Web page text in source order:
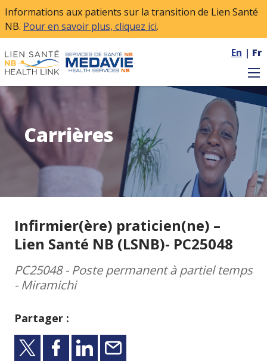
Skip to main content
Informations aux patients sur la transition de Lien Santé
NB. Pour en savoir plus, cliquez ici.
En | Fr
Carrières
Infirmier(ère) praticien(ne) –
Lien Santé NB (LSNB)- PC25048
PC25048 - Poste permanent à partiel temps
- Miramichi
Partager :
Partager sur XPartager sur Facebook
Partager sur LinkedIn